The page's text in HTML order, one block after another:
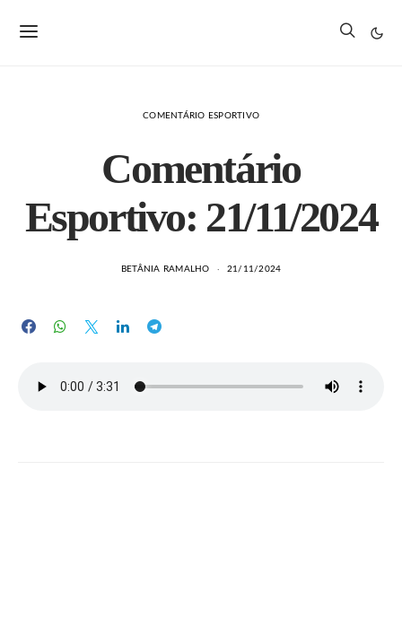
COMENTÁRIO ESPORTIVO
Comentário
Esportivo: 21/11/2024
BETÂNIA RAMALHO 21/11/2024